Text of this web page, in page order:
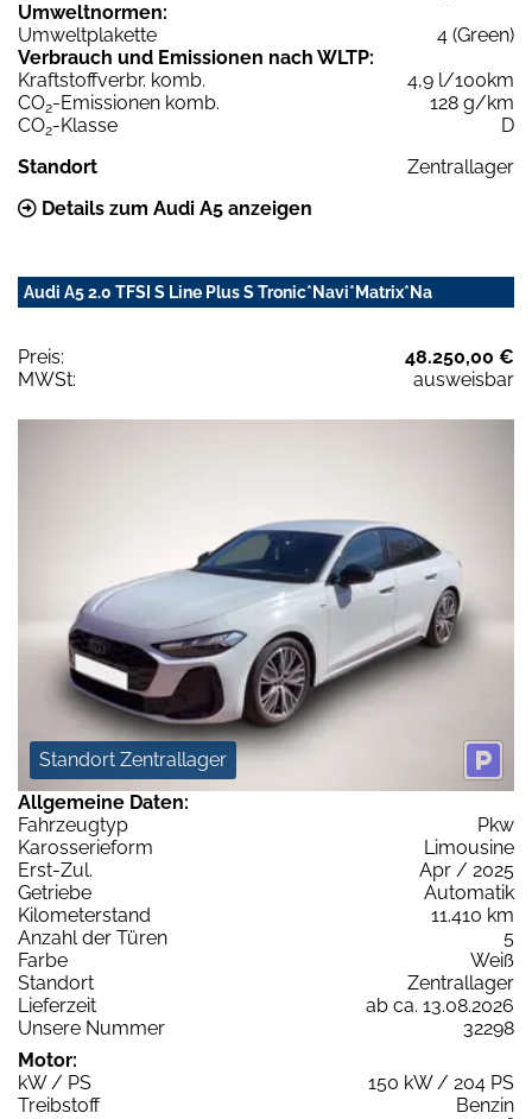
Umweltnormen:
Umweltplakette
4 (Green)
Verbrauch und Emissionen nach WLTP:
Kraftstoffverbr. komb.
4,9 l/100km
CO2-Emissionen komb.
128 g/km
CO2-Klasse
D
Standort
Zentrallager
Details zum Audi A5 anzeigen
Audi A5 2.0 TFSI S Line Plus S Tronic*Navi*Matrix*Na
Preis:
48.250,00 €
MWSt:
ausweisbar
Standort Zentrallager
Allgemeine Daten:
Fahrzeugtyp
Pkw
Karosserieform
Limousine
Erst-Zul.
Apr / 2025
Getriebe
Automatik
Kilometerstand
11.410 km
Anzahl der Türen
5
Farbe
Weiß
Standort
Zentrallager
Lieferzeit
ab ca. 13.08.2026
Unsere Nummer
32298
Motor:
kW / PS
150 kW / 204 PS
Treibstoff
Benzin